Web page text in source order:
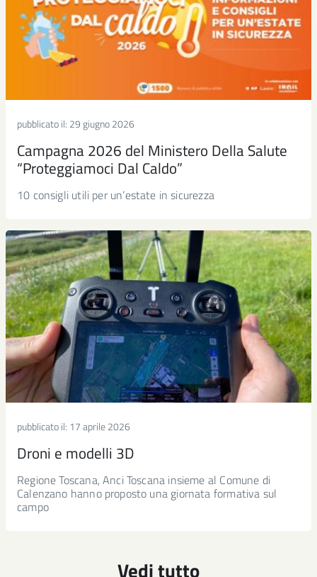
pubblicato il: 29 giugno 2026
Campagna 2026 del Ministero Della Salute
“Proteggiamoci Dal Caldo”
10 consigli utili per un’estate in sicurezza
pubblicato il: 17 aprile 2026
Droni e modelli 3D
Regione Toscana, Anci Toscana insieme al Comune di
Calenzano hanno proposto una giornata formativa sul
campo
Vedi tutto